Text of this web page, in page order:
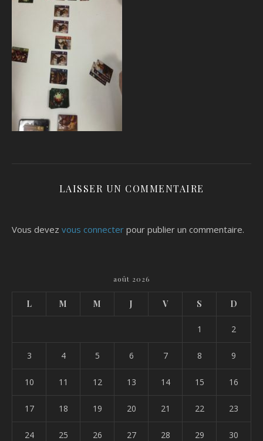
LAISSER UN COMMENTAIRE
Vous devez vous connecter pour publier un commentaire.
août 2026
L M M J V S D
1 2
3 4 5 6 7 8 9
10 11 12 13 14 15 16
17 18 19 20 21 22 23
24 25 26 27 28 29 30